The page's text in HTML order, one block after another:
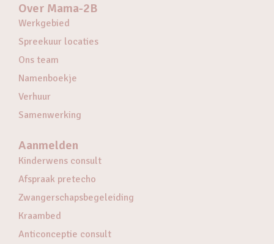
Over Mama-2B
Werkgebied
Spreekuur locaties
Ons team
Namenboekje
Verhuur
Samenwerking
Aanmelden
Kinderwens consult
Afspraak pretecho
Zwangerschapsbegeleiding
Kraambed
Anticonceptie consult